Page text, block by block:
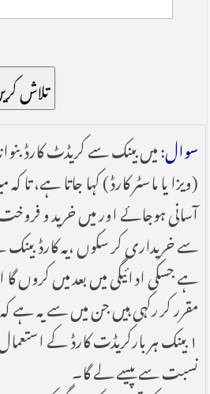
تلاش
سوال: میں بینک سے کریڈٹ کارڈ
(ویزا یا ماسٹر کارڈ) کہا جاتا ہے،
آسانی ہوجائے اور میں خرید و
سے خریداری کر سکوں ،یہ کارڈ
ہے جسکی ادائیگی میں بعد میں کروں
مقرر کر رکہی ہیں جن میں سے یہ ہے کہ
۱ بینک ہر بارکریڈت کارڈ کے
نسبت سے پیسے لے گا۔